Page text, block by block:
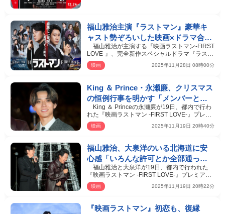
福山雅治主演『ラストマン』豪華キ
ャスト勢ぞろいした映画×ドラマ合同
ビジュアル＆トレーラーが完成！
福山雅治が主演する『映画ラストマン-FIRST
LOVE-』、完全新作スペシャルドラマ『ラスト
マン－全盲の捜…
映画 2025年11月28日 08時00分
King ＆ Prince・永瀬廉、クリスマス
の恒例行事を明かす「メンバーとク
リスマスプレゼント交換会」
King ＆ Princeの永瀬廉が19日、都内で行わ
れた『映画ラストマン -FIRST LOVE-』プレミ
アム点灯式に、福…
映画 2025年11月19日 20時40分
福山雅治、大泉洋のいる北海道に安
心感「いろんな許可とか全部通っち
ゃうんじゃないか」
福山雅治と大泉洋が19日、都内で行われた
『映画ラストマン -FIRST LOVE-』プレミアム
点灯式に、永瀬廉、…
映画 2025年11月19日 20時22分
『映画ラストマン』初恋も、復縁